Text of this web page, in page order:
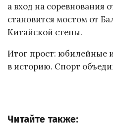
а вход на соревнования
становится мостом от
Китайской стены.
Итог прост: юбилейные
в историю. Спорт
Читайте также: